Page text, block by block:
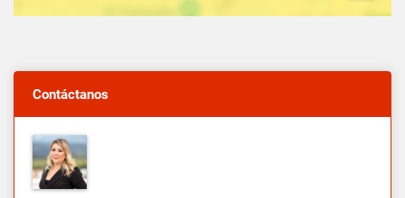
Contáctanos